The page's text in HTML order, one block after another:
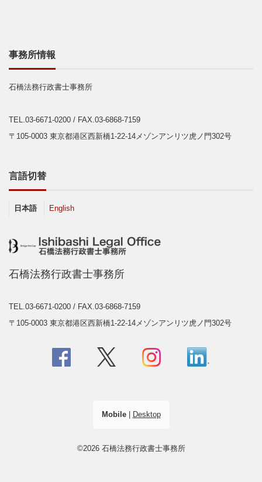
事務所情報
石橋法務行政書士事務所
TEL.03-6671-0200 / FAX.03-6868-7159
〒105-0003 東京都港区西新橋1-22-14メゾンアンリツ虎ノ門302号
言語切替
日本語 English
石橋法務行政書士事務所
TEL.03-6671-0200 / FAX.03-6868-7159
〒105-0003 東京都港区西新橋1-22-14メゾンアンリツ虎ノ門302号
Mobile| Desktop
©2026 石橋法務行政書士事務所